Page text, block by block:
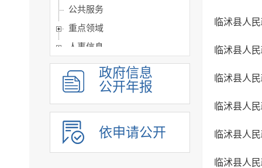
公共服务
重点领域
人事信息
建议提案办理
政务公开保障机制
公共企事业单位信息公开
政府信息
公开年报
依申请公开
临沭县人
临沭县人
临沭县人
临沭县人
临沭县人
临沭县人